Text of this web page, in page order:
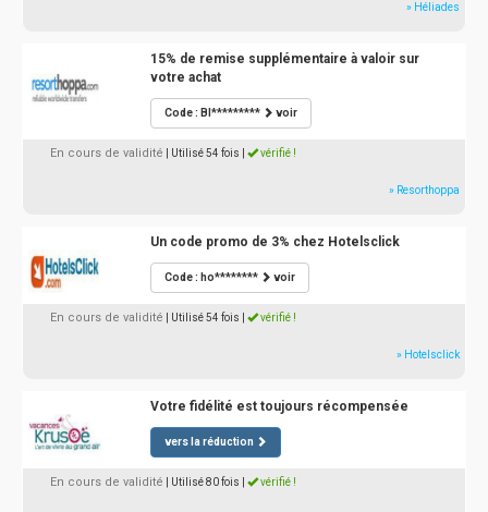
» Héliades
15% de remise supplémentaire à valoir sur
votre achat
Code : BI********* voir
En cours de validité | Utilisé 54 fois vérifié !
» Resorthoppa
Un code promo de 3% chez Hotelsclick
Code : ho******** voir
En cours de validité | Utilisé 54 fois vérifié !
» Hotelsclick
Votre fidélité est toujours récompensée
vers la réduction
En cours de validité | Utilisé 80 fois vérifié !